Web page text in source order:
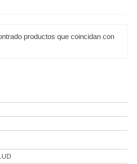
libro
servicio
productos que coincidan con